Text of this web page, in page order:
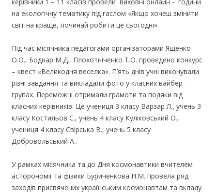
на екологічну тематику під гаслом «Якщо хочеш змінити
світ на краще, починай робити це сьогодні».
Під час місячника педагогами організаторами Ященко
О.О., Боднар М.Д., Плохотніченко Т.О. проведено конкурс
– квест «Великодня веселка». П’ять днів учні виконували
різні завдання та викладали фото у класних вайбер -
групах. Переможці отримали грамоти та подяки від
класних керівників. Це учениця 3 класу Варзар Л., учень 3
класу Костильов С., учень 4 класу Куліковський О.,
учениця 4 класу Свірська В., учень 5 класу
Добровольський А..
У рамках місячника та до Дня космонавтики вчителем
асторономії та фізики Буриченкова Н.М. провела ряд
заходів присвячених українським космонавтам та вкладу